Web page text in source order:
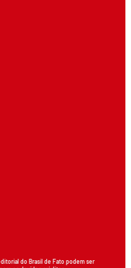
do Brasil de Fato podem ser